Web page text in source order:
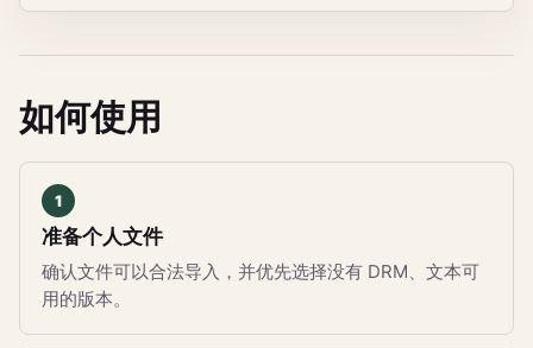
如何使用
准备个人文件
确认文件可以合法导入，并优先选择没有 DRM、文本可
用的版本。